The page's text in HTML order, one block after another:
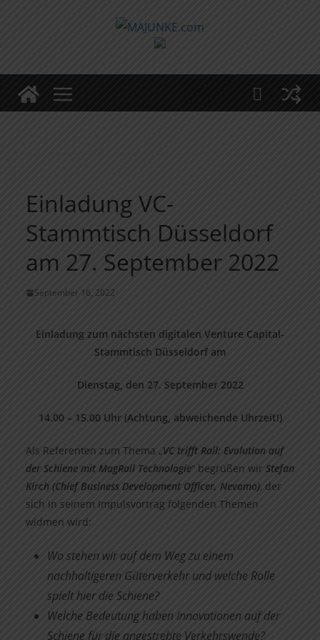
Einladung VC-
Stammtisch Düsseldorf
am 27. September 2022
September 16, 2022
Einladung zum nächsten digitalen Venture Capital-
Stammtisch Düsseldorf am
Dienstag, den 27. September 2022
14.00 – 15.00 Uhr (Achtung, abweichende Uhrzeit!)
Als Referenten zum Thema „VC trifft Rail: Evolution auf
der Schiene mit MagRail Technologie“ begrüßen wir Stefan
Kirch (Chief Business Development Officer, Nevomo), der
sich in seinem Impulsvortrag folgenden Themen
widmen wird:
Wo stehen wir auf dem Weg zu einem
nachhaltigeren Güterverkehr und welche Rolle
spielt hier die Schiene?
Welche Bedeutung haben Innovationen auf der
Schiene für die angestrebte Verkehrswende?